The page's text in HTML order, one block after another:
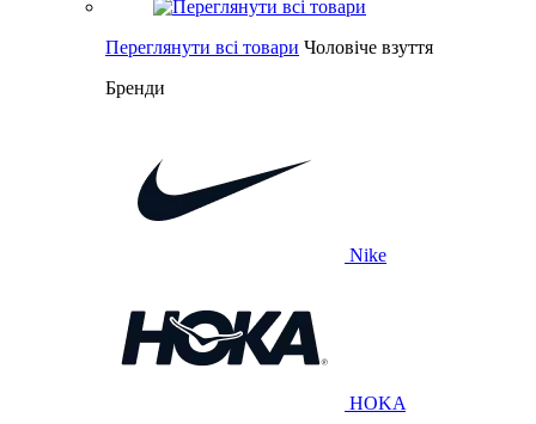
Переглянути всі товари Чоловіче взуття
Бренди
Nike
HOKA